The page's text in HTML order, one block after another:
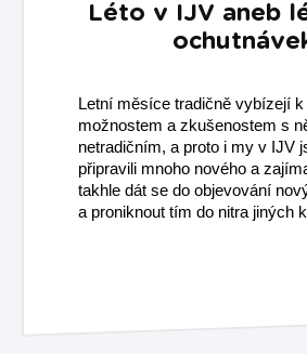
Léto v IJV aneb
Letní měsíce tradičně vybízejí
možnostem a zkušenostem s
netradičním, a proto i my v IJV
připravili mnoho nového a
takhle dát se do objevování
a proniknout tím do nitra jiných